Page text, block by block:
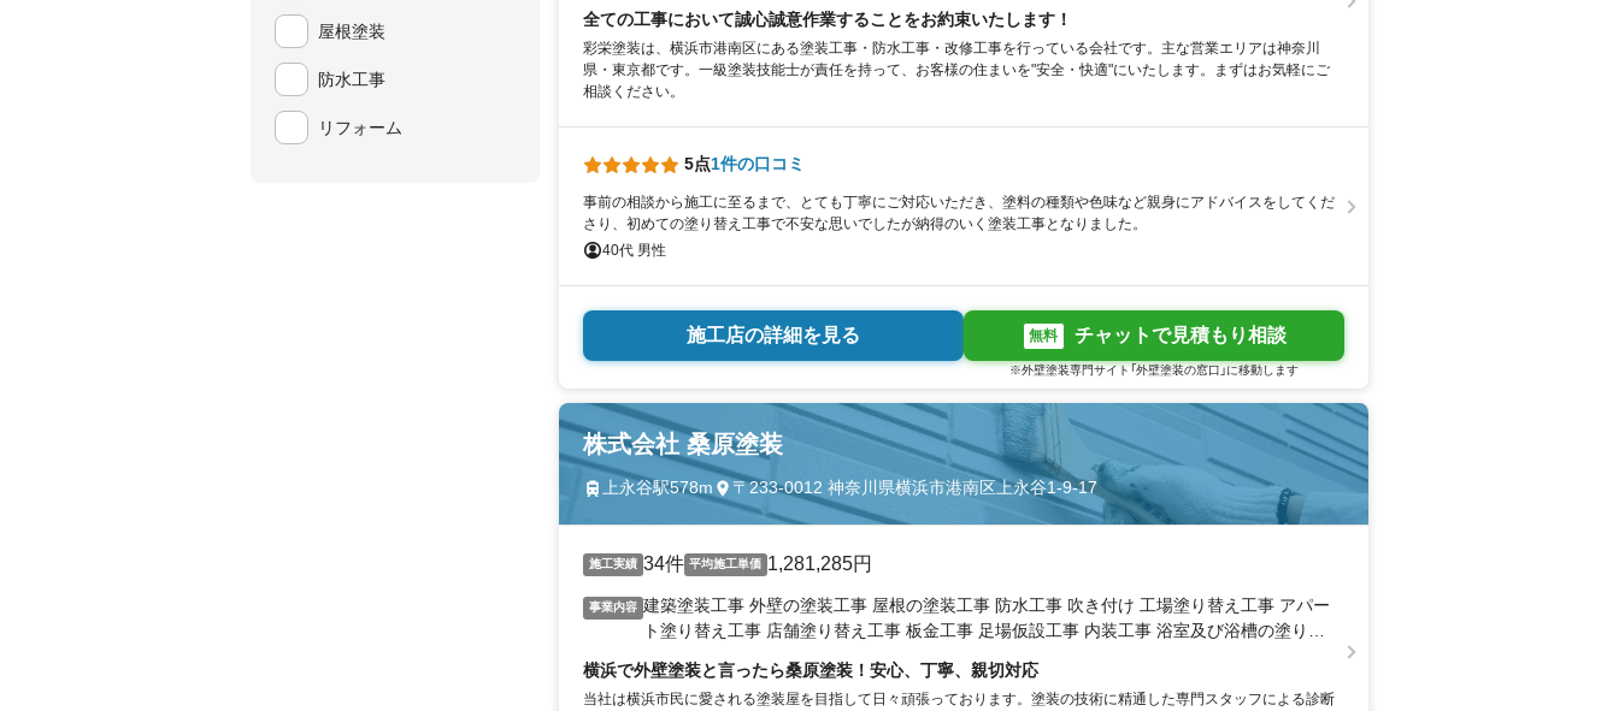
屋根塗装
防水工事
リフォーム
全ての工事において誠心誠意作業することをお約束いたします！
彩栄塗装は、横浜市港南区にある塗装工事・防水工事・改修工事を行っている会社です。主な営業エリアは神奈川
県・東京都です。一級塗装技能士が責任を持って、お客様の住まいを"安全・快適"にいたします。まずはお気軽にご
相談ください。
5点1件の口コミ
事前の相談から施工に至るまで、とても丁寧にご対応いただき、塗料の種類や色味など親身にアドバイスをしてくだ
さり、初めての塗り替え工事で不安な思いでしたが納得のいく塗装工事となりました。
40代 男性
施工店の詳細を見る 無料 チャットで見積もり相談
※外壁塗装専門サイト「外壁塗装の窓口」に移動します
株式会社 桑原塗装
上永谷駅578m 〒233-0012 神奈川県横浜市港南区上永谷1-9-17
施工実績 34件 平均施工単価 1,281,285円
事業内容 建築塗装工事 外壁の塗装工事 屋根の塗装工事 防水工事 吹き付け 工場塗り替え工事 アパー
ト塗り替え工事 店舗塗り替え工事 板金工事 足場仮設工事 内装工事 浴室及び浴槽の塗り替
横浜で外壁塗装と言ったら桑原塗装！安心、丁寧、親切対応
当社は横浜市民に愛される塗装屋を目指して日々頑張っております。塗装の技術に精通した専門スタッフによる診断